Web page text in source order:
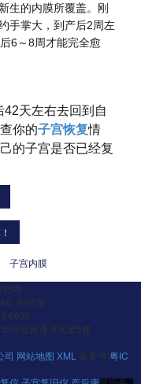
生的内膜所覆盖。刚
手掌大，到产后2周左
6～8周才能完全愈
42天左右去回到自
你的子宫恢复情
的子宫是否已经复
子宫内膜
司
邵经理
6636
兴业园通泽大厦5楼
司 网站地图 XML 备案号:粤IC